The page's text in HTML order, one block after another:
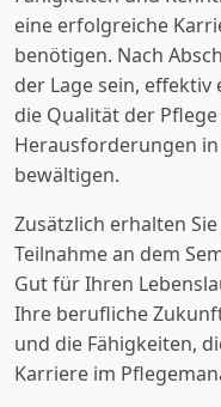
eine erfolgreiche
benötigen. Nach
der Lage sein,
die Qualität der
Herausforderungen
bewältigen.
Zusätzlich erhalten
Teilnahme an dem
Gut für Ihren
Ihre berufliche
und die Fähigkeiten,
Karriere im